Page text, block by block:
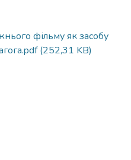
фільму як засобу
(252,31 KB)